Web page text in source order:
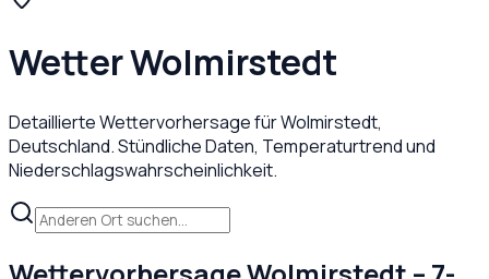
WetterWolmirstedt
Detaillierte Wettervorhersage fürWolmirstedt,
Deutschland. Stündliche Daten, Temperaturtrend und
Niederschlagswahrscheinlichkeit.